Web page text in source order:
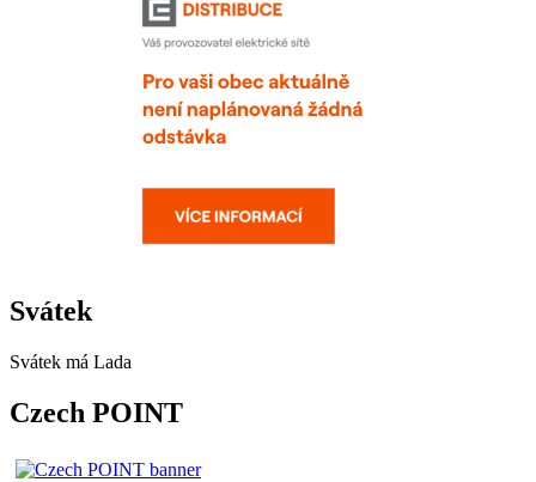
Svátek
Svátek má Lada
Czech POINT